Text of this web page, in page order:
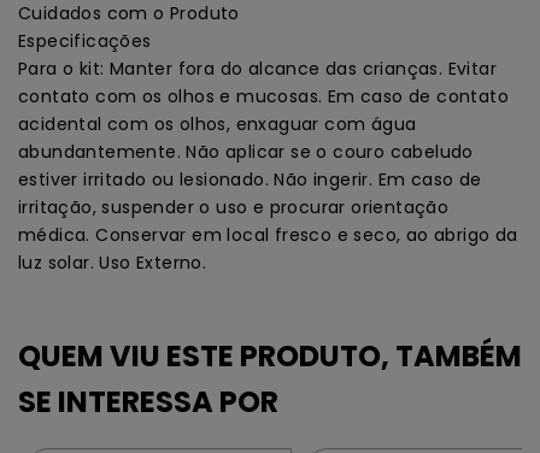
Cuidados com o Produto
Especificações
Para o kit: Manter fora do alcance das crianças. Evitar
contato com os olhos e mucosas. Em caso de contato
acidental com os olhos, enxaguar com água
abundantemente. Não aplicar se o couro cabeludo
estiver irritado ou lesionado. Não ingerir. Em caso de
irritação, suspender o uso e procurar orientação
médica. Conservar em local fresco e seco, ao abrigo da
luz solar. Uso Externo.